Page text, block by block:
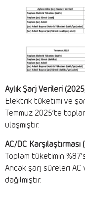
Aylık Şarj Verileri
Elektrik tüketimi ve
Temmuz 2025’te
ulaşmıştır.
AC/DC Karşılaştırması
Toplam tüketimin
Ancak şarj süreleri AC
dağılmıştır.